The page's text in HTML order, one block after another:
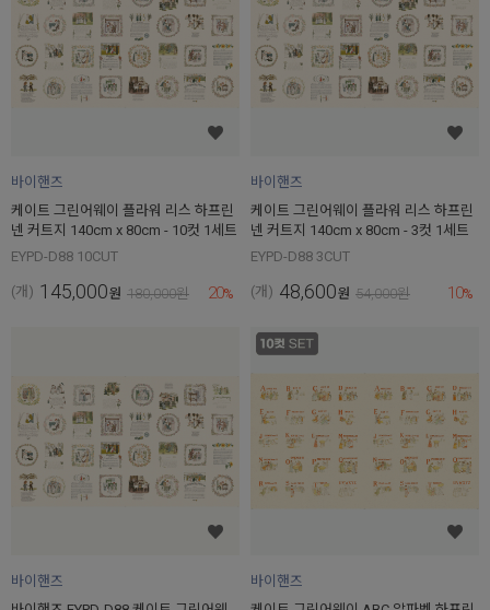
바이핸즈
케이트 그린어웨이 플라워 리스 하프린
넨 커트지 140cm x 80cm - 10컷 1세트
EYPD-D88 10CUT
(개) 145,000원 180,000원 20%
바이핸즈
케이트 그린어웨이 플라워 리스 하프린
넨 커트지 140cm x 80cm - 3컷 1세트
EYPD-D88 3CUT
(개) 48,600원 54,000원 10%
바이핸즈
바이핸즈